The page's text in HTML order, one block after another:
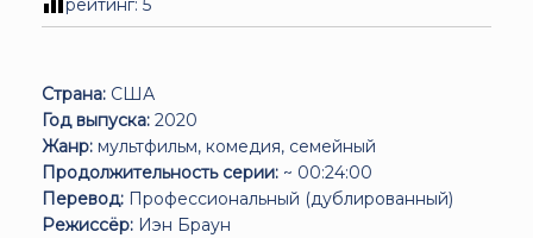
рейтинг: 5
Страна: США
Год выпуска: 2020
Жанр: мультфильм, комедия, семейный
Продолжительность серии: ~ 00:24:00
Перевод: Профессиональный (дублированный)
Режиссёр: Иэн Браун